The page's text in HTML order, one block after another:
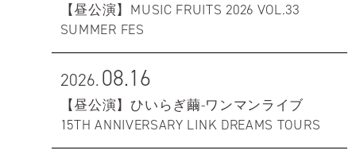
【昼公演】MUSIC FRUITS 2026 VOL.33
SUMMER FES
2026.08.16
【昼公演】ひいらぎ繭-ワンマンライブ
15TH ANNIVERSARY LINK DREAMS TOURS